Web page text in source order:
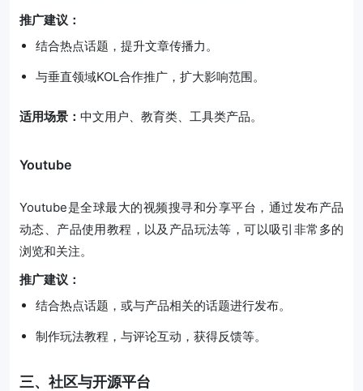
推广建议：
结合热点话题，提升文章传播力。
与垂直领域KOL合作推广，扩大影响范围。
适用场景： 中文用户、教育类、工具类产品。
Youtube
Youtube是全球最大的视频搜寻和分享平台，通过发布产品
动态、产品使用教程，以及产品玩法等，可以吸引非常多的
浏览和关注。
推广建议：
结合热点话题，或与产品相关的话题进行发布。
制作玩法教程，与评论互动，获得反馈等。
三、社区与开源平台